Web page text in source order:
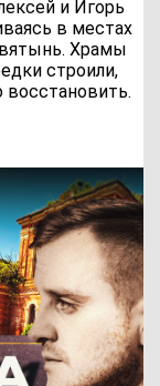
и Игорь
в местах
Храмы
строили,
восстановить.